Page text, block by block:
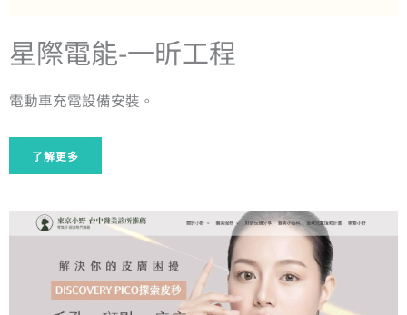
星際電能-一昕工程
電動車充電設備安裝。
了解更多